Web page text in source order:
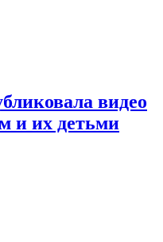
видео
и их детьми